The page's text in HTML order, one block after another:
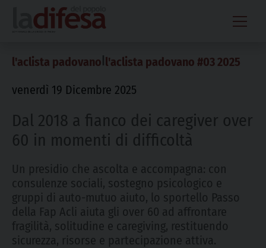
content
l'aclista padovano l'aclista padovano #03 2025
venerdì 19 Dicembre 2025
Dal 2018 a fianco dei caregiver over
60 in momenti di difficoltà
Un presidio che ascolta e accompagna: con
consulenze sociali, sostegno psicologico e
gruppi di auto-mutuo aiuto, lo sportello Passo
della Fap Acli aiuta gli over 60 ad affrontare
fragilità, solitudine e caregiving, restituendo
sicurezza, risorse e partecipazione attiva.